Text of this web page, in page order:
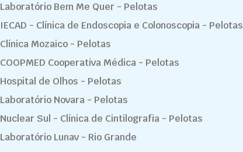
Laboratório Bem Me Quer - Pelotas
IECAD - Clínica de Endoscopia e Colonoscopia - Pelotas
Clínica Mozaico - Pelotas
COOPMED Cooperativa Médica - Pelotas
Hospital de Olhos - Pelotas
Laboratório Novara - Pelotas
Nuclear Sul - Clínica de Cintilografia - Pelotas
Laboratório Lunav - Rio Grande